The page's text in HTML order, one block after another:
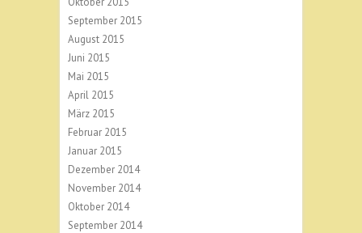
September 2015
August 2015
Juni 2015
Mai 2015
April 2015
März 2015
Februar 2015
Januar 2015
Dezember 2014
November 2014
Oktober 2014
September 2014